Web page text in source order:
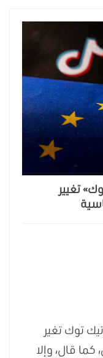
تغيير
توك تغير
قال، وإلا